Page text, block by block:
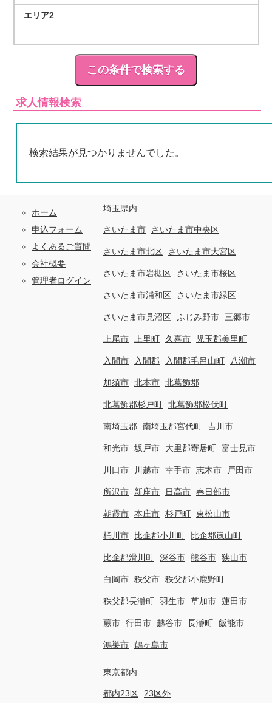
エリア2
求人情報検索
検索結果が見つかりませんでした。
ホーム
申込フォーム
よくあるご質問
会社概要
管理者ログイン
埼玉県内
さいたま市 さいたま市中央区
さいたま市北区 さいたま市大宮区
さいたま市岩槻区 さいたま市桜区
さいたま市浦和区 さいたま市緑区
さいたま市見沼区 ふじみ野市 三郷市
上尾市 上里町 久喜市 児玉郡美里町
入間市 入間郡 入間郡毛呂山町 八潮市
加須市 北本市 北葛飾郡
北葛飾郡杉戸町 北葛飾郡松伏町
南埼玉郡 南埼玉郡宮代町 吉川市
和光市 坂戸市 大里郡寄居町 富士見市
川口市 川越市 幸手市 志木市 戸田市
所沢市 新座市 日高市 春日部市
朝霞市 本庄市 杉戸町 東松山市
桶川市 比企郡小川町 比企郡嵐山町
比企郡滑川町 深谷市 熊谷市 狭山市
白岡市 秩父市 秩父郡小鹿野町
秩父郡長瀞町 羽生市 草加市 蓮田市
蕨市 行田市 越谷市 長瀞町 飯能市
鴻巣市 鶴ヶ島市
東京都内
都内23区 23区外